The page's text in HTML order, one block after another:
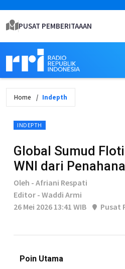
PUSAT PEMBERITAAAN
Home Indepth
INDEPTH
Global Sumud
WNI dari
Oleh - Afriani Respati
Editor - Waddi Armi
26 Mei 2026 13:41 WIB
Pusat
Poin Utama